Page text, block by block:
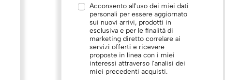
Acconsento all'uso dei miei dati
personali per essere aggiornato
sui nuovi arrivi, prodotti in
esclusiva e per le finalità di
marketing diretto correlare ai
servizi offerti e ricevere
proposte in linea con i miei
interessi attraverso l'analisi dei
miei precedenti acquisti.